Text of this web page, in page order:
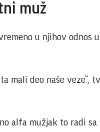
muž
u njihov odnos
mali deo naše veze“,
alfa mužjak to radi sa